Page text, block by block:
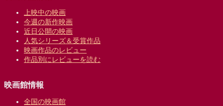
上映中の映画
今週の新作映画
近日公開の映画
人気シリーズ＆受賞作品
映画作品のレビュー
作品別にレビューを読む
映画館情報
全国の映画館